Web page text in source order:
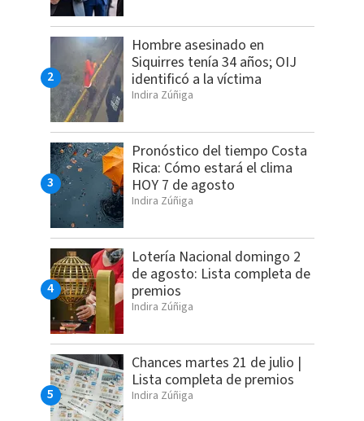
Hombre asesinado en
Siquirres tenía 34 años; OIJ
identificó a la víctima
Indira Zúñiga
Pronóstico del tiempo Costa
Rica: Cómo estará el clima
HOY 7 de agosto
Indira Zúñiga
Lotería Nacional domingo 2
de agosto: Lista completa de
premios
Indira Zúñiga
Chances martes 21 de julio |
Lista completa de premios
Indira Zúñiga